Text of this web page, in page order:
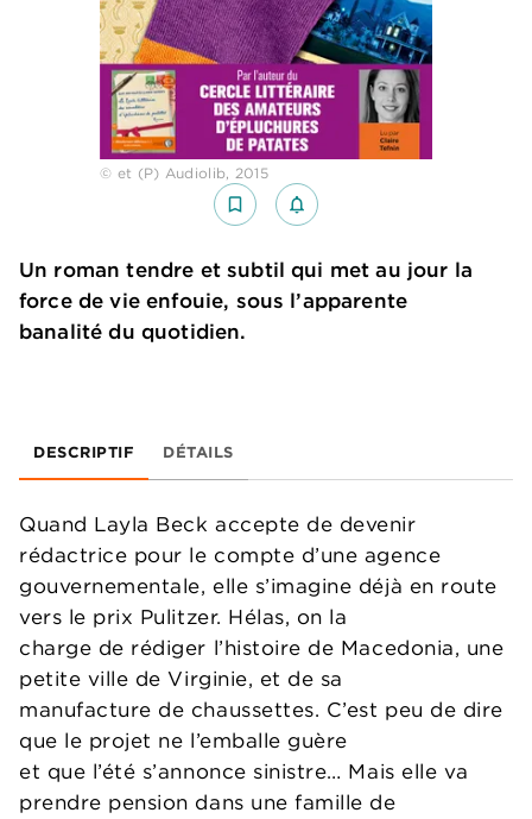
© et (P) Audiolib, 2015
bookmark_border notifications_none_outlined
Un roman tendre et subtil qui met au jour la
force de vie enfouie, sous l’apparente
banalité du quotidien.
DESCRIPTIF DÉTAILS
Quand Layla Beck accepte de devenir
rédactrice pour le compte d’une agence
gouvernementale, elle s’imagine déjà en route
vers le prix Pulitzer. Hélas, on la
charge de rédiger l’histoire de Macedonia, une
petite ville de Virginie, et de sa
manufacture de chaussettes. C’est peu de dire
que le projet ne l’emballe guère
et que l’été s’annonce sinistre… Mais elle va
prendre pension dans une famille de